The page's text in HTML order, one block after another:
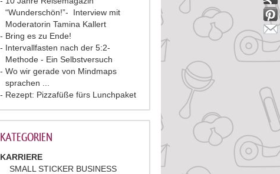
“Wunderschön!”- Interview mit
Moderatorin Tamina Kallert
Bring es zu Ende!
Intervallfasten nach der 5:2-
Methode - Ein Selbstversuch
Wo wir gerade von Mindmaps
sprachen ...
Rezept: Pizzafüße fürs Lunchpaket
KATEGORIEN
KARRIERE
SMALL STICKER BUSINESS